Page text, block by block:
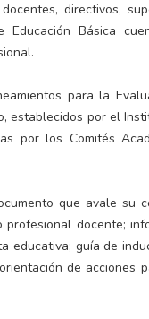
directivos,
Básica
para la
establecidos por el
por los Comités
que avale su
docente;
guía de
de acciones